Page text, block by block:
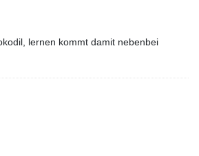
lernen kommt damit nebenbei